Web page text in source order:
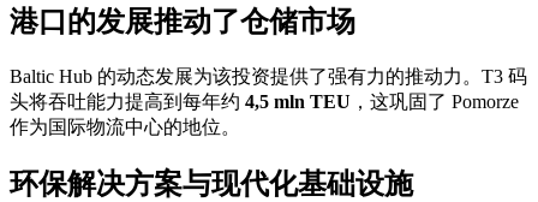
港口的发展推动了仓储市场
Baltic Hub 的动态发展为该投资提供了强有力的推动力。T3 码
头将吞吐能力提高到每年约 4,5 mln TEU ，这巩固了 Pomorze
作为国际物流中心的地位。
环保解决方案与现代化基础设施